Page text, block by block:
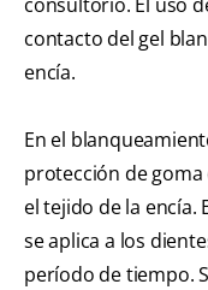
contacto del gel
encía.
En el
protección de
el tejido de la encía.
se aplica a los
período de tiempo.